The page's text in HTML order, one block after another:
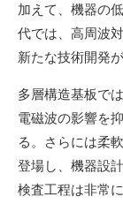
加えて、機器の
代では、高周波
新たな技術開発
多層構造基板で
電磁波の影響を
る。さらには柔
登場し、機器設
検査工程は非常